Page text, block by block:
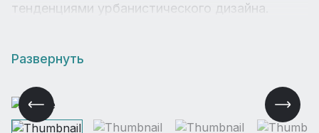
тенденциями урбанистического дизайна.
Развернуть